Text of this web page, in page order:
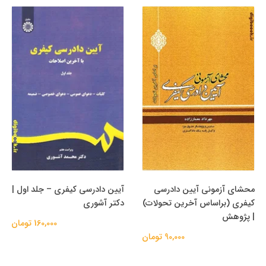
محشای آزمونی آیین دادرسی
کیفری (براساس آخرین تحولات)
| پژوهش
90,000 تومان
آیین دادرسی کیفری – جلد اول |
دکتر آشوری
160,000 تومان